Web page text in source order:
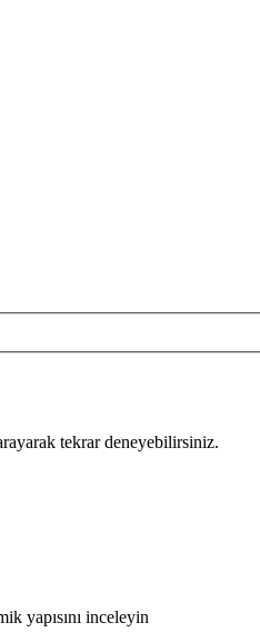
tekrar deneyebilirsiniz.
yapısını inceleyin